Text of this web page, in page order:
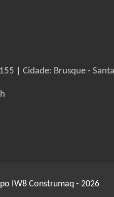
| Cidade: Brusque -
IW8 Construmaq - 2026